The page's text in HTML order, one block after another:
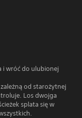
i wróć do ulubionej
od starożytnej
Los dwojga
splata się w